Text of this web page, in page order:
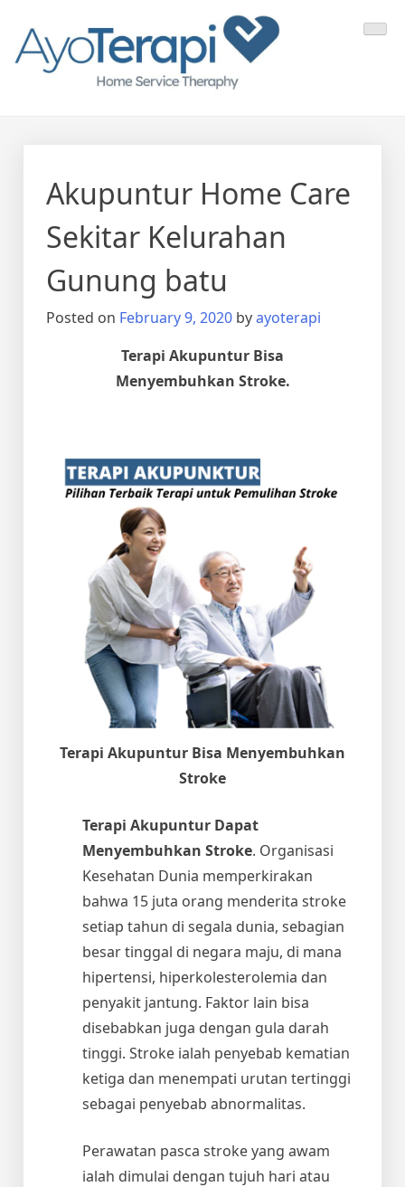
content
Ayo Terapi
Akupuntur Home Care
Sekitar Kelurahan
Gunung batu
Posted on February 9, 2020 byayoterapi
Terapi Akupuntur Bisa
Menyembuhkan Stroke.
Terapi Akupuntur Bisa Menyembuhkan
Stroke
Terapi Akupuntur Dapat
Menyembuhkan Stroke. Organisasi
Kesehatan Dunia memperkirakan
bahwa 15 juta orang menderita stroke
setiap tahun di segala dunia, sebagian
besar tinggal di negara maju, di mana
hipertensi, hiperkolesterolemia dan
penyakit jantung. Faktor lain bisa
disebabkan juga dengan gula darah
tinggi. Stroke ialah penyebab kematian
ketiga dan menempati urutan tertinggi
sebagai penyebab abnormalitas.
Perawatan pasca stroke yang awam
ialah dimulai dengan tujuh hari atau